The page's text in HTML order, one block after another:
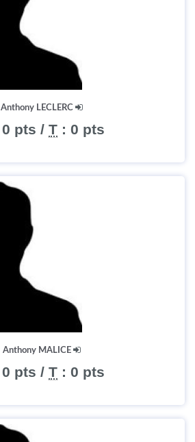
Anthony LECLERC
0 pts / T : 0 pts
Anthony MALICE
0 pts / T : 0 pts